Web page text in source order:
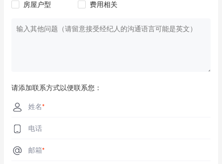
房屋户型 费用相关
请添加联系方式以便联系您：
姓名*
电话
邮箱*